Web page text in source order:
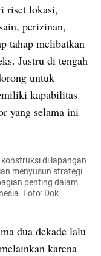
riset lokasi,
perizinan,
tahap melibatkan
Justru di tengah
untuk
kapabilitas
yang selama ini
di lapangan
menyusun strategi
penting dalam
Foto: Dok.
dua dekade lalu
karena